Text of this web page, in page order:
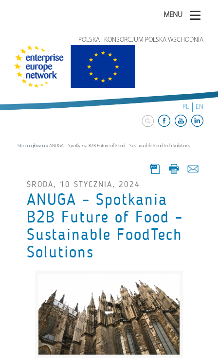
MENU
POLSKA | KONSORCJUM POLSKA WSCHODNIA
PL EN
Strona główna »ANUGA – Spotkania B2B Future of Food – Sustainable FoodTech Solutions
ŚRODA, 10 STYCZNIA, 2024
ANUGA – Spotkania
B2B Future of Food –
Sustainable FoodTech
Solutions